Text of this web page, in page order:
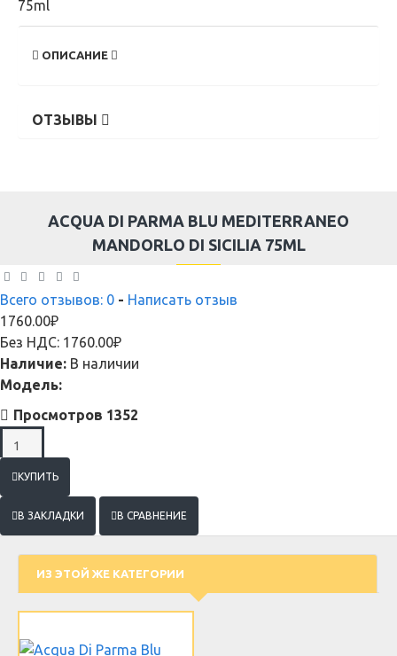
ОПИСАНИЕ
ОТЗЫВЫ
ACQUA DI PARMA BLU MEDITERRANEO
MANDORLO DI SICILIA 75ML
Всего отзывов: 0 - Написать отзыв
1760.00₽
Без НДС: 1760.00₽
Наличие: В наличии
Модель:
Просмотров 1352
КУПИТЬ
В ЗАКЛАДКИ В СРАВНЕНИЕ
ИЗ ЭТОЙ ЖЕ КАТЕГОРИИ